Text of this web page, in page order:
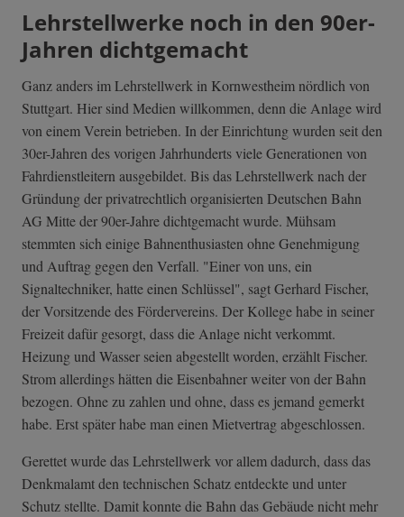
Lehrstellwerke noch in den 90er-
Jahren dichtgemacht
Ganz anders im Lehrstellwerk in Kornwestheim nördlich von
Stuttgart. Hier sind Medien willkommen, denn die Anlage wird
von einem Verein betrieben. In der Einrichtung wurden seit den
30er-Jahren des vorigen Jahrhunderts viele Generationen von
Fahrdienstleitern ausgebildet. Bis das Lehrstellwerk nach der
Gründung der privatrechtlich organisierten Deutschen Bahn
AG Mitte der 90er-Jahre dichtgemacht wurde. Mühsam
stemmten sich einige Bahnenthusiasten ohne Genehmigung
und Auftrag gegen den Verfall. "Einer von uns, ein
Signaltechniker, hatte einen Schlüssel", sagt Gerhard Fischer,
der Vorsitzende des Fördervereins. Der Kollege habe in seiner
Freizeit dafür gesorgt, dass die Anlage nicht verkommt.
Heizung und Wasser seien abgestellt worden, erzählt Fischer.
Strom allerdings hätten die Eisenbahner weiter von der Bahn
bezogen. Ohne zu zahlen und ohne, dass es jemand gemerkt
habe. Erst später habe man einen Mietvertrag abgeschlossen.
Gerettet wurde das Lehrstellwerk vor allem dadurch, dass das
Denkmalamt den technischen Schatz entdeckte und unter
Schutz stellte. Damit konnte die Bahn das Gebäude nicht mehr